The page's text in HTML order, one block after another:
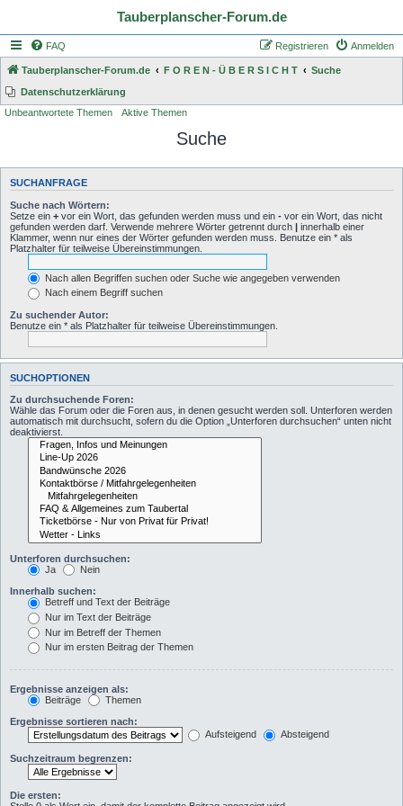
Tauberplanscher-Forum.de
FAQ Anmelden
Registrieren
Tauberplanscher-Forum.de F O R E N - Ü B E R S I C H T
Suche
Datenschutzerklärung
Unbeantwortete Themen
Aktive Themen
Suche
SUCHANFRAGE
Suche nach Wörtern:
Setze ein + vor ein Wort, das gefunden werden muss und ein - vor ein Wort, das nicht
gefunden werden darf. Verwende mehrere Wörter getrennt durch | innerhalb einer
Klammer, wenn nur eines der Wörter gefunden werden muss. Benutze ein * als
Platzhalter für teilweise Übereinstimmungen.
Nach allen Begriffen suchen oder Suche wie angegeben verwenden
Nach einem Begriff suchen
Zu suchender Autor:
Benutze ein * als Platzhalter für teilweise Übereinstimmungen.
SUCHOPTIONEN
Zu durchsuchende Foren:
Wähle das Forum oder die Foren aus, in denen gesucht werden soll. Unterforen werden
automatisch mit durchsucht, sofern du die Option „Unterforen durchsuchen“ unten nicht
deaktivierst.
Unterforen durchsuchen:
Ja
Nein
Innerhalb suchen:
Betreff und Text der Beiträge
Nur im Text der Beiträge
Nur im Betreff der Themen
Nur im ersten Beitrag der Themen
Ergebnisse anzeigen als:
Beiträge
Themen
Ergebnisse sortieren nach:
Aufsteigend
Absteigend
Suchzeitraum begrenzen:
Die ersten: